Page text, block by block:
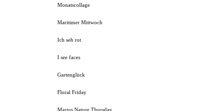
Monatscollage
Maritimer Mittwoch
Ich seh rot
I see faces
Gartenglück
Floral Friday
Marius Nature Thursday